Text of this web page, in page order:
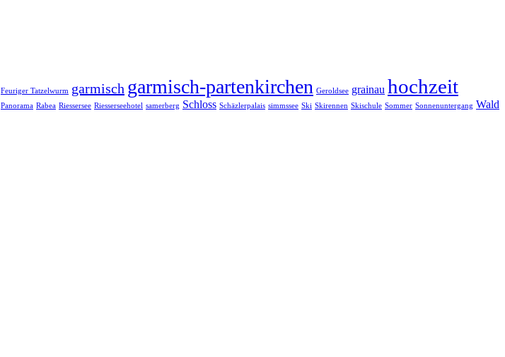
Feuriger Tatzelwurm garmisch garmisch-partenkirchen Geroldsee grainau hochzeit
Panorama Rabea Riessersee Riesserseehotel samerberg Schloss Schäzlerpalais simmssee Ski Skirennen Skischule Sommer Sonnenuntergang Wald